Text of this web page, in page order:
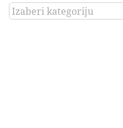
SVE
KATEGORIJE